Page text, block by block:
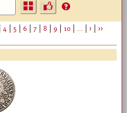
Ъ ?
4 5 6 7 8 9 10 ... >
>>